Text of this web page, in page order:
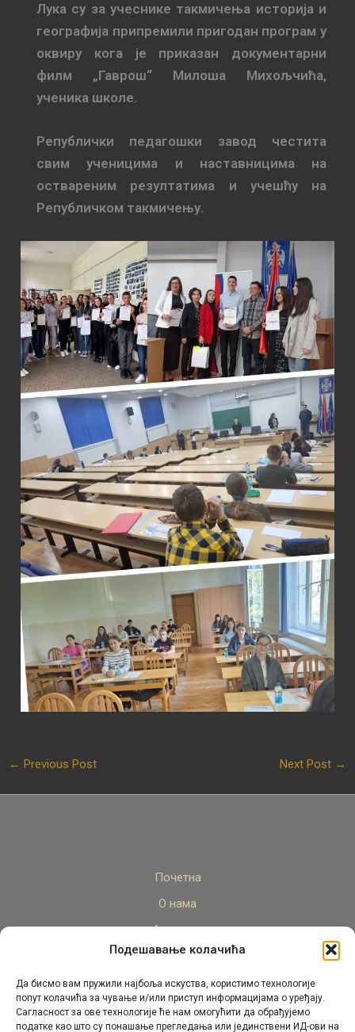
Подешавање колачића
Да бисмо вам пружили најбоља искуства, користимо технологије
попут колачића за чување и/или приступ информацијама о уређају.
Сагласност за ове технологије ће нам омогућити да обрађујемо
податке као што су понашање прегледања или јединствени ИД-ови на
Лука су за учеснике такмичења историја и
географија припремили пригодан програм у
оквиру кога је приказан документарни
филм „Гаврош“ Милоша Михољчића,
ученика школе.
Републички педагошки завод честита
свим ученицима и наставницима на
оствареним резултатима и учешћу на
Републичком такмичењу.
← Previous Post Next Post →
Почетна
О нама
Актуелно
Стручни кадар
Пројекти
Архива